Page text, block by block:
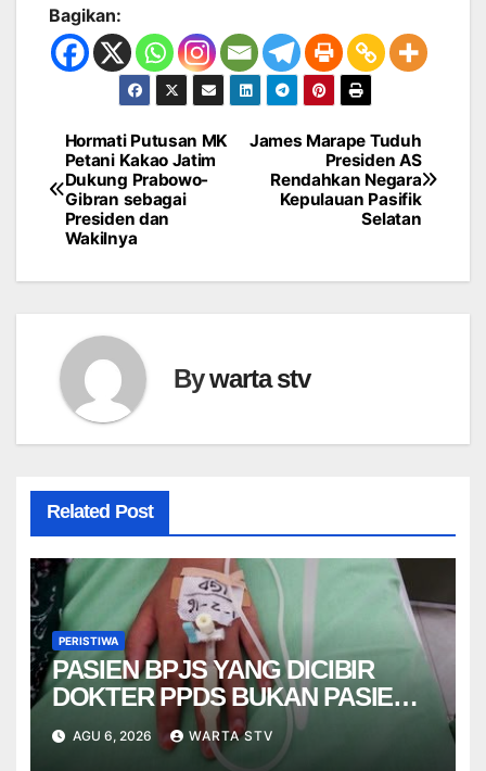
Bagikan:
Navigasi
pos
James Marape Tuduh
Presiden AS
Rendahkan Negara
Kepulauan Pasifik
Selatan
Hormati Putusan MK
Petani Kakao Jatim
Dukung Prabowo-
Gibran sebagai
Presiden dan
Wakilnya
Bywarta stv
Related Post
PERISTIWA
PASIEN BPJS YANG DICIBIR
DOKTER PPDS BUKAN PASIEN
RSUP DR. SARDJITO
AGU 6, 2026 WARTA STV